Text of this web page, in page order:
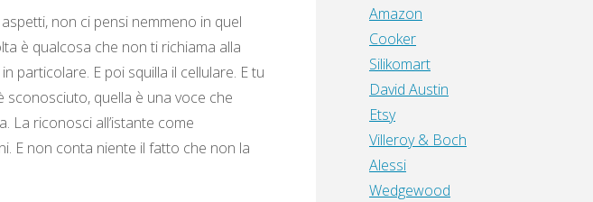
non ci pensi nemmeno in quel
è qualcosa che non ti richiama alla
particolare. E poi squilla il cellulare. E tu
sconosciuto, quella è una voce che
La riconosci all’istante come
E non conta niente il fatto che non la
Amazon
Cooker
Silikomart
David Austin
Etsy
Villeroy & Boch
Alessi
Wedgewood